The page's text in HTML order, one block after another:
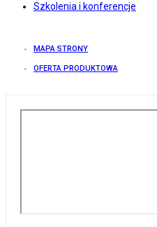
Szkolenia i konferencje
MAPA STRONY
OFERTA PRODUKTOWA